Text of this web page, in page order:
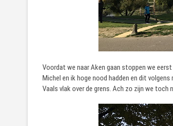
Voordat we naar Aken gaan stoppen we
Michel en ik hoge nood hadden en dit
Vaals vlak over de grens. Ach zo zijn we toch